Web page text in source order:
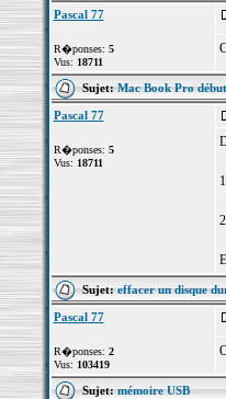
Pascal 77
R�ponses: 5
Vus: 18711
Sujet:Mac Book Pro
Pascal 77
R�ponses: 5
Vus: 18711
Sujet:effacer un disque
Pascal 77
R�ponses: 2
Vus: 103419
Sujet:mémoire USB